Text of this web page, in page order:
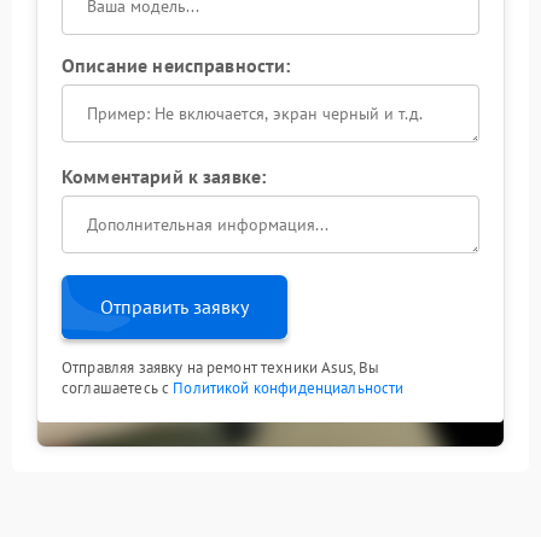
Описание неисправности:
Комментарий к заявке:
Отправить заявку
Отправляя заявку на ремонт техники Asus, Вы
соглашаетесь с Политикой конфиденциальности